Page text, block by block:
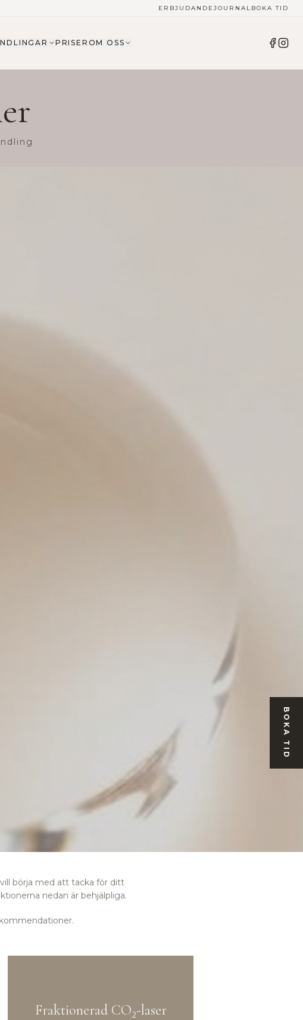
ERBJUDANDE JOURNAL BOKA TID
PRISER OM OSS
BOKA TID
börja med att tacka för ditt
nedan är behjälpliga.
Fraktionerad CO₂-laser